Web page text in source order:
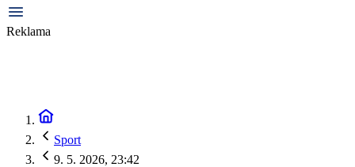
Reklama
Sport
9. 5. 2026, 23:42